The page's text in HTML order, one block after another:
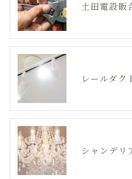
土田電設販
レールダク
シャンデリ